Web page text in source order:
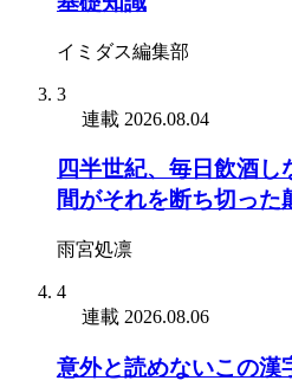
イミダス編集部
3
連載 2026.08.04
四半世紀、毎日飲酒
間がそれを断ち切った
雨宮処凛
4
連載 2026.08.06
意外と読めないこの漢